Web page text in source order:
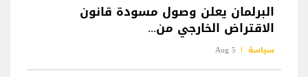
البرلمان يعلن وصول مسودة قانون
الاقتراض الخارجي من...
سياسة 5 Aug